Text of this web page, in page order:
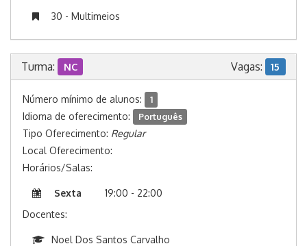
30 - Multimeios
Turma: NC Vagas: 15
Número mínimo de alunos: 1
Idioma de oferecimento: Português
Tipo Oferecimento: Regular
Local Oferecimento:
Horários/Salas:
Sexta
19:00 - 22:00
Docentes:
Noel Dos Santos Carvalho